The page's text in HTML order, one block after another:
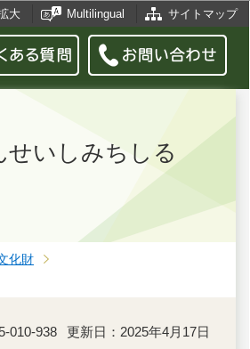
大 Multilingual サイトマップ
いしみちしる
化財
010-938 更新日：2025年4月17日